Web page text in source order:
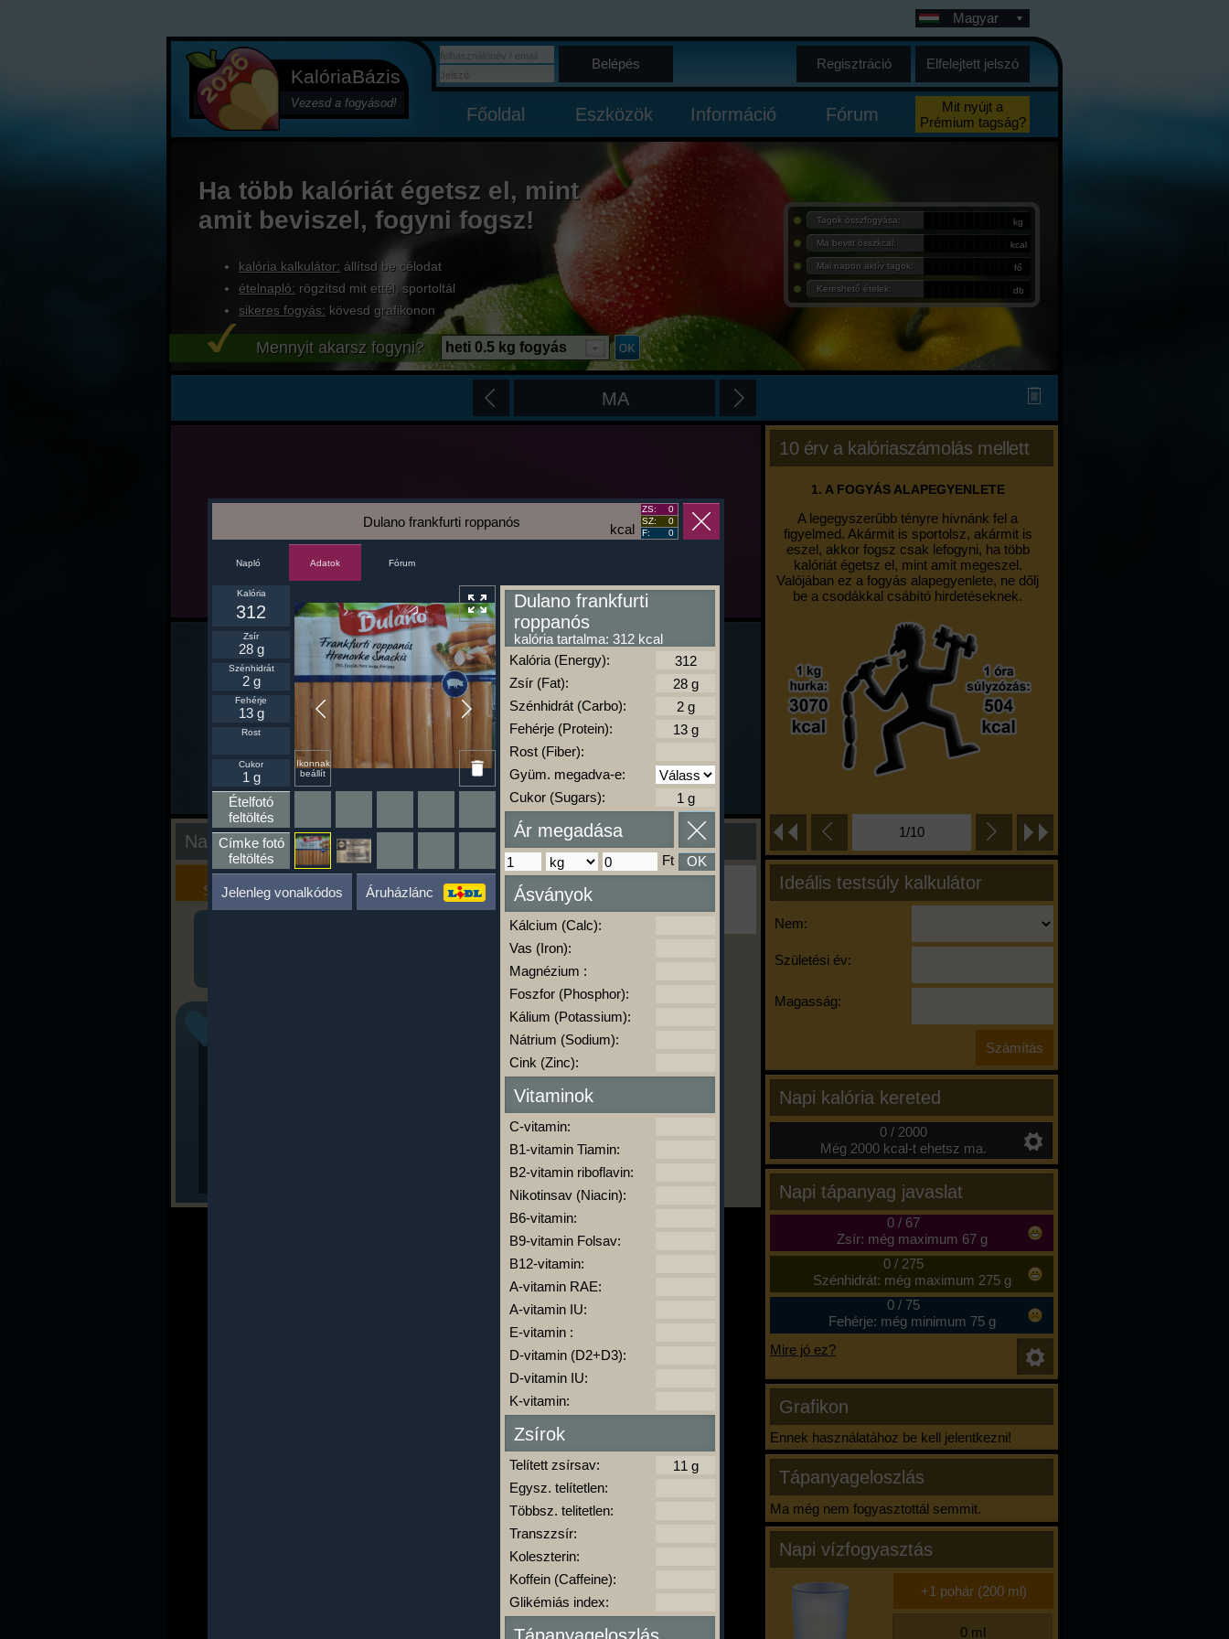
KalóriaBázis
Vezesd a fogyásod!
Magyar
Belépés Regisztráció Elfelejtett jelszó
Főoldal Eszközök Információ Fórum
Mit nyújt a
Prémium tagság?
Ha több kalóriát égetsz el, mint
amit beviszel, fogyni fogsz!
kalória kalkulátor: állítsd be célodat
ételnapló: rögzítsd mit ettél, sportoltál
sikeres fogyás: kövesd grafikonon
Tagok összfogyása: kg
Ma bevitt összkcal: kcal
Mai napon aktív tagok: fő
Kereshető ételek: db
Mennyit akarsz fogyni? heti 0.5 kg fogyás
MA
10 érv a kalóriaszámolás mellett
1. A FOGYÁS ALAPEGYENLETE
A legegyszerűbb tényre hívnánk fel a
figyelmed. Akármit is sportolsz, akármit is
eszel, akkor fogsz csak lefogyni, ha több
kalóriát égetsz el, mint amit megeszel.
Valójában ez a fogyás alapegyenlete, ne dőlj
be a csodákkal csábító hirdetéseknek.
1/10
Ideális testsúly kalkulátor
Nem:
Születési év:
Magasság:
Napi kalória kereted
0 / 2000
Még 2000 kcal-t ehetsz ma.
Napi tápanyag javaslat
0/ 67
Zsír: még maximum 67 g
0/ 275
Szénhidrát: még maximum 275 g
0/ 75
Fehérje: még minimum 75 g
Mire jó ez?
Grafikon
Ennek használatához be kell jelentkezni!
Tápanyageloszlás
Ma még nem fogyasztottál semmit.
Napi vízfogyasztás
Nap kiértékelése
Kalória
Szimulátor
Szöveges
Értékelés
Ha ma már nem eszel/sportolsz többet,
kattints a kiértékelésre!
A Kalória Szimulátor Prémium funkció.
kalóriabázis.hu
-
kcal
Dulano frankfurti roppanós
ZS:
0
SZ:
0
F:
0
Napló Adatok Fórum
Ikonnak
beállít
Kalória
312
Zsír
28 g
Szénhidrát
2 g
Fehérje
13 g
Rost
Cukor
1 g
Ételfotó
feltöltés
Címke fotó
feltöltés
Jelenleg vonalkódos Áruházlánc
Dulano frankfurti
roppanós
kalória tartalma: 312 kcal
Kalória (Energy):
Zsír (Fat):
Szénhidrát (Carbo):
Fehérje (Protein):
Rost (Fiber):
Gyüm. megadva-e:
Cukor (Sugars):
Ár megadása
Ft OK
Ásványok
Kálcium (Calc):
Vas (Iron):
Magnézium :
Foszfor (Phosphor):
Kálium (Potassium):
Nátrium (Sodium):
Cink (Zinc):
Vitaminok
C-vitamin:
B1-vitamin Tiamin:
B2-vitamin riboflavin:
Nikotinsav (Niacin):
B6-vitamin:
B9-vitamin Folsav:
B12-vitamin:
A-vitamin RAE:
A-vitamin IU:
E-vitamin :
D-vitamin (D2+D3):
D-vitamin IU:
K-vitamin:
Zsírok
Telített zsírsav:
Egysz. telítetlen:
Többsz. telitetlen:
Transzzsír:
Koleszterin:
Koffein (Caffeine):
Glikémiás index: